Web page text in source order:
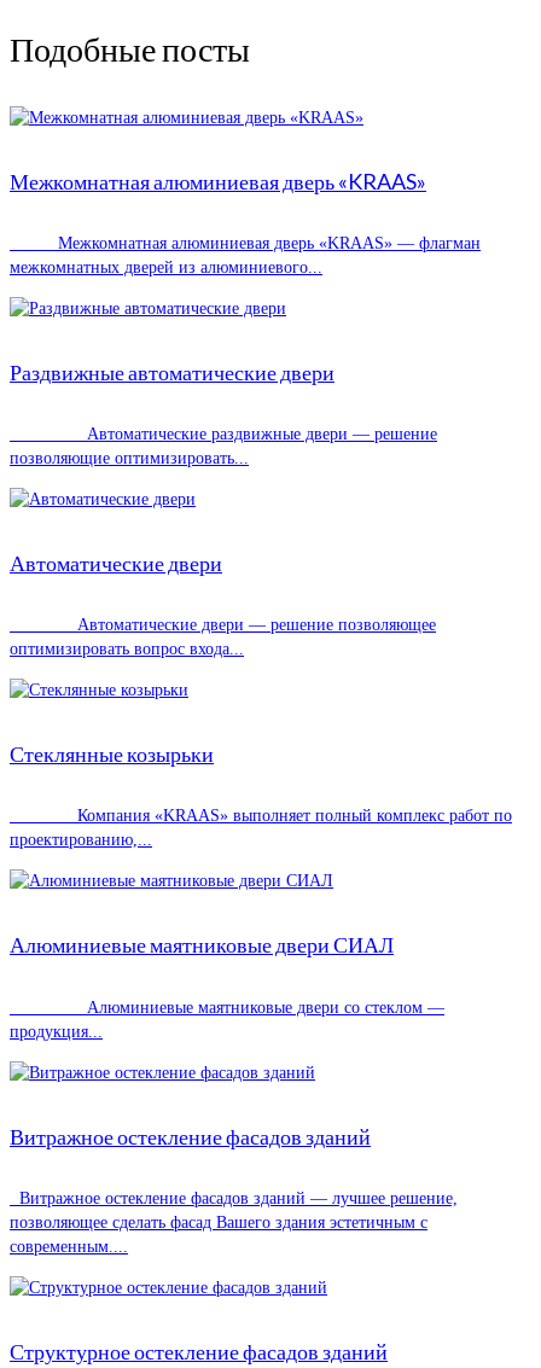
Подобные посты
Межкомнатная алюминиевая дверь «KRAAS»
Межкомнатная алюминиевая дверь «KRAAS» — флагман
межкомнатных дверей из алюминиевого...
Раздвижные автоматические двери
Автоматические раздвижные двери — решение
позволяющие оптимизировать...
Автоматические двери
Автоматические двери — решение позволяющее
оптимизировать вопрос входа...
Стеклянные козырьки
Компания «KRAAS» выполняет полный комплекс работ по
проектированию,...
Алюминиевые маятниковые двери СИАЛ
Алюминиевые маятниковые двери со стеклом —
продукция...
Витражное остекление фасадов зданий
Витражное остекление фасадов зданий — лучшее решение,
позволяющее сделать фасад Вашего здания эстетичным с
современным....
Структурное остекление фасадов зданий